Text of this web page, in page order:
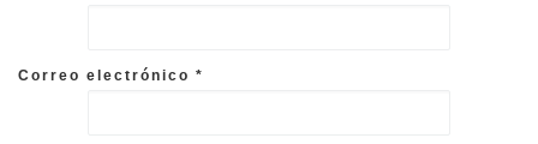
Correo electrónico *